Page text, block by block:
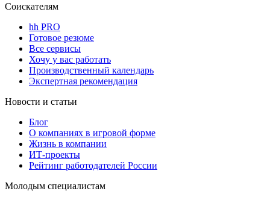
Соискателям
hh PRO
Готовое резюме
Все сервисы
Хочу у вас работать
Производственный календарь
Экспертная рекомендация
Новости и статьи
Блог
О компаниях в игровой форме
Жизнь в компании
ИТ-проекты
Рейтинг работодателей России
Молодым специалистам